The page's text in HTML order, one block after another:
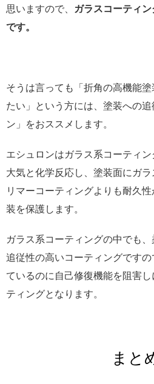
思いますので、
ガラスコーティ
です。
そうは言っても「折角の高機能
たい」という方には、塗装への
ン」をおススメします。
エシュロンはガラス系コーティン
大気と化学反応し、塗装面にガ
リマーコーティングよりも耐久
装を保護します。
ガラス系コーティングの中でも
追従性の高いコーティングです
ているのに自己修復機能を阻害
ティングとなります。
まと